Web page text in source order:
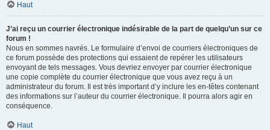
Haut
J’ai reçu un courrier électronique indésirable de la part de quelqu’un sur ce
forum !
Nous en sommes navrés. Le formulaire d’envoi de courriers électroniques de
ce forum possède des protections qui essaient de repérer les utilisateurs
envoyant de tels messages. Vous devriez envoyer par courrier électronique
une copie complète du courrier électronique que vous avez reçu à un
administrateur du forum. Il est très important d’y inclure les en-têtes contenant
des informations sur l’auteur du courrier électronique. Il pourra alors agir en
conséquence.
Haut